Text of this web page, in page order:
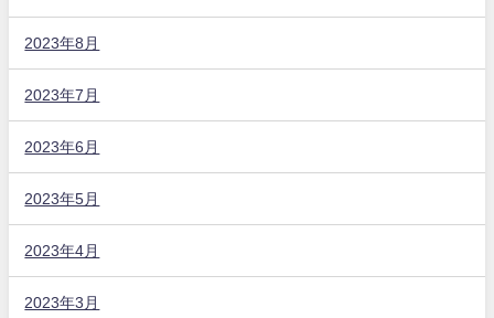
2023年8月
2023年7月
2023年6月
2023年5月
2023年4月
2023年3月